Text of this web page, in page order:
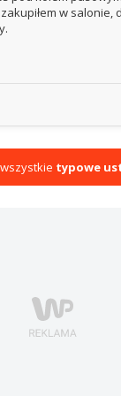
w
typowe